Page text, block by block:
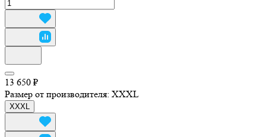
13 650 ₽
Размер от производителя: XXXL
XXXL